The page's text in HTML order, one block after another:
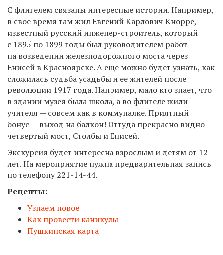
С флигелем связаны интересные истории. Например,
в свое время там жил Евгений Карлович Кнорре,
известный русский инженер-строитель, который
с 1895 по 1899 годы был руководителем работ
на возведении железнодорожного моста через
Енисей в Красноярске. А еще можно будет узнать, как
сложилась судьба усадьбы и ее жителей после
революции 1917 года. Например, мало кто знает, что
в здании музея была школа, а во флигеле жили
учителя — совсем как в коммуналке. Приятный
бонус — выход на балкон! Оттуда прекрасно видно
четвертый мост, Столбы и Енисей.
Экскурсия будет интересна взрослым и детям от 12
лет. На мероприятие нужна предварительная запись
по телефону 221-14-44.
Рецепты:
Узнаем новое
Как провести каникулы
Пушкинская карта